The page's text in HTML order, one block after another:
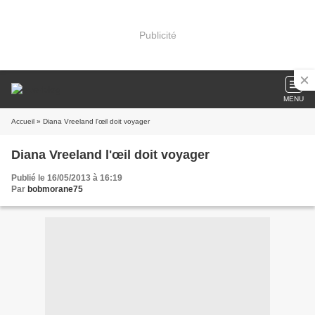
Publicité
MENU
Accueil » Diana Vreeland l'œil doit voyager
Diana Vreeland l'œil doit voyager
Publié le 16/05/2013 à 16:19
Par bobmorane75